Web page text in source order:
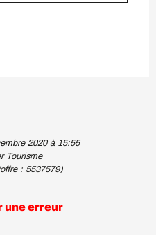
2020 à 15:55
Tourisme
: 5537579)
une erreur